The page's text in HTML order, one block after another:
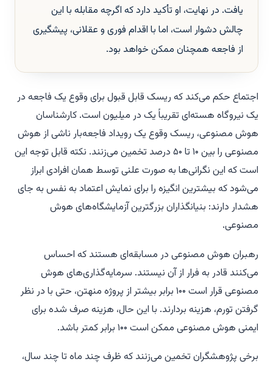
یافت. در نهایت، او تأکید دارد که اگرچه مقابله با این
چالش دشوار است، اما با اقدام فوری و عقلانی، پیشگیری
از فاجعه همچنان ممکن خواهد بود.
اجتماع حکم می‌کند که ریسک قابل قبول برای وقوع یک فاجعه در
یک نیروگاه هسته‌ای تقریباً یک در میلیون است. کارشناسان
هوش مصنوعی، ریسک وقوع یک رویداد فاجعه‌بار ناشی از هوش
مصنوعی را بین ۱۰ تا ۵۰ درصد تخمین می‌زنند. نکته قابل توجه این
است که این نگرانی‌ها به صورت علنی توسط همان افرادی ابراز
می‌شود که بیشترین انگیزه را برای نمایش اعتماد به نفس به جای
هشدار دارند: بنیانگذاران بزرگترین آزمایشگاه‌های هوش
مصنوعی.
رهبران هوش مصنوعی در مسابقه‌ای هستند که احساس
می‌کنند قادر به فرار از آن نیستند. سرمایه‌گذاری‌های هوش
مصنوعی قرار است ۱۰۰ برابر بیشتر از پروژه منهتن، حتی با در نظر
گرفتن تورم، هزینه بردارند. با این حال، هزینه صرف شده برای
ایمنی هوش مصنوعی ممکن است ۱۰۰ برابر کمتر باشد.
برخی پژوهشگران تخمین می‌زنند که ظرف چند ماه تا چند سال،